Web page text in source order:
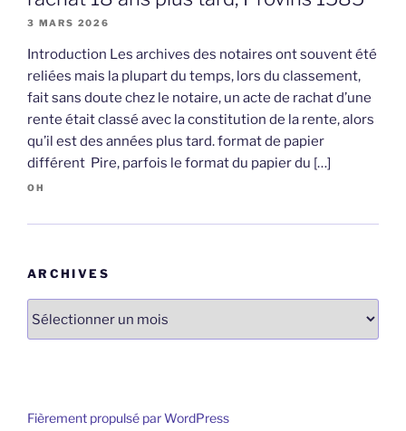
3 MARS 2026
Introduction Les archives des notaires ont souvent été
reliées mais la plupart du temps, lors du classement,
fait sans doute chez le notaire, un acte de rachat d’une
rente était classé avec la constitution de la rente, alors
qu’il est des années plus tard. format de papier
différent Pire, parfois le format du papier du […]
OH
ARCHIVES
Fièrement propulsé par WordPress